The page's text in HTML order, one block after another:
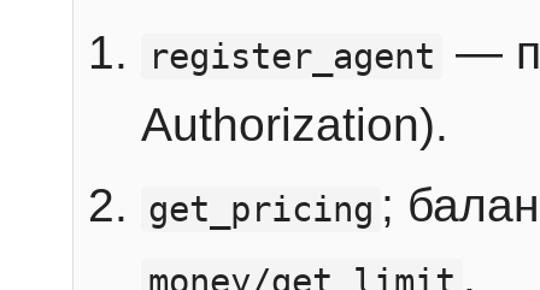
register_agent —
Authorization).
get_pricing ;
.